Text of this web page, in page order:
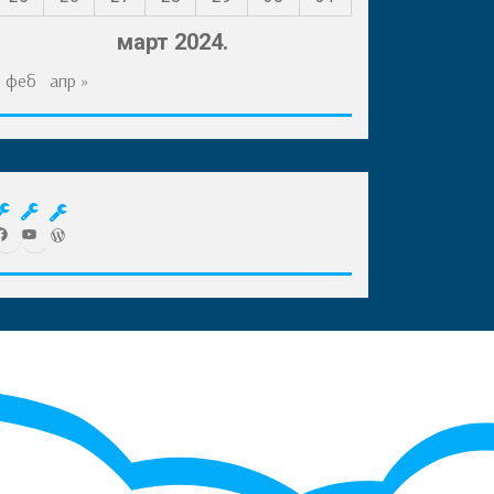
март 2024.
феб апр »
YouTubeWordPress